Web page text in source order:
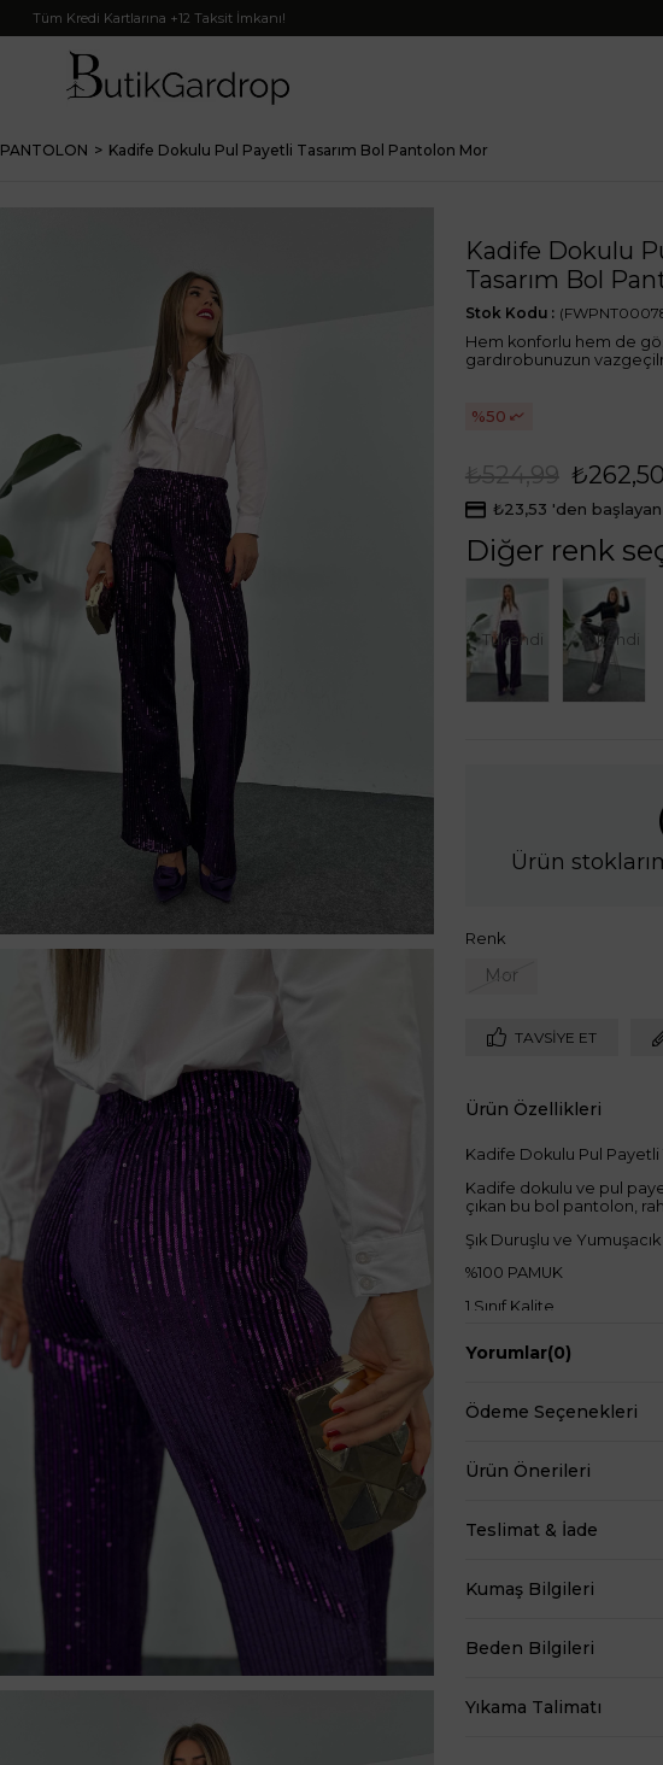
Tüm Kredi Kartlarına +12 Taksit İmkanı!
PANTOLON Kadife Dokulu Pul Payetli Tasarım Bol Pantolon Mor
Kadife Dokulu
Tasarım Bol
Stok Kodu
Hem konforlu hem de
gardırobunuzun
50
₺524,99 ₺262,50
₺23,53 'den
Diğer renk
Tükendi Tükendi
Ürün
Renk
Mor
TAVSIYE ET
Ürün Özellikleri
Kadife Dokulu Pul Payetli
Kadife dokulu ve pul
çıkan bu bol pantolon,
Şık Duruşlu ve
%100 PAMUK
1.Sınıf Kalite
Beli Lastikli
Pantolon boy: 108cm
Bel 66 cm
Yorumlar(0)
Ödeme Seçenekleri
Ürün Önerileri
Teslimat & İade
Kumaş Bilgileri
Beden Bilgileri
Yıkama Talimatı